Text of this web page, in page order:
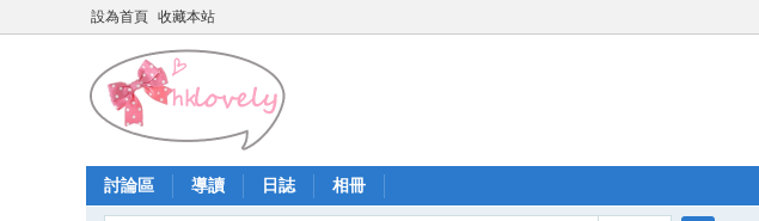
設為首頁 收藏本站
討論區 導讀 日誌 相冊